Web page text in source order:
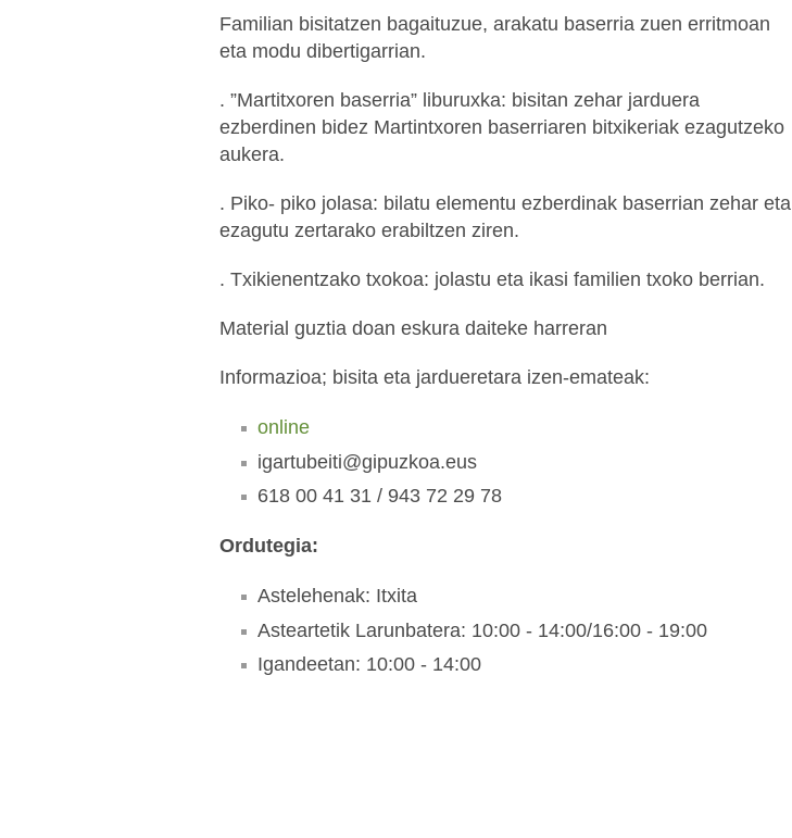
Familian bisitatzen bagaituzue, arakatu baserria zuen erritmoan
eta modu dibertigarrian.
. ”Martitxoren baserria” liburuxka: bisitan zehar jarduera
ezberdinen bidez Martintxoren baserriaren bitxikeriak ezagutzeko
aukera.
. Piko- piko jolasa: bilatu elementu ezberdinak baserrian zehar eta
ezagutu zertarako erabiltzen ziren.
. Txikienentzako txokoa: jolastu eta ikasi familien txoko berrian.
Material guztia doan eskura daiteke harreran
Informazioa; bisita eta jardueretara izen-emateak:
online
igartubeiti@gipuzkoa.eus
618 00 41 31 / 943 72 29 78
Ordutegia:
Astelehenak: Itxita
Asteartetik Larunbatera: 10:00 - 14:00/16:00 - 19:00
Igandeetan: 10:00 - 14:00